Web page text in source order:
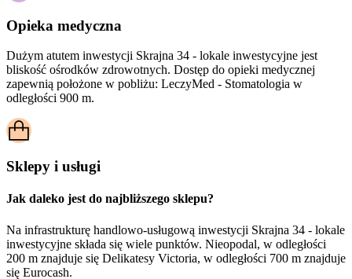
Opieka medyczna
Dużym atutem inwestycji Skrajna 34 - lokale inwestycyjne jest
bliskość ośrodków zdrowotnych. Dostęp do opieki medycznej
zapewnią położone w pobliżu: LeczyMed - Stomatologia w
odległości 900 m.
Sklepy i usługi
Jak daleko jest do najbliższego sklepu?
Na infrastrukturę handlowo-usługową inwestycji Skrajna 34 - lokale
inwestycyjne składa się wiele punktów. Nieopodal, w odległości
200 m znajduje się Delikatesy Victoria, w odległości 700 m znajduje
się Eurocash.